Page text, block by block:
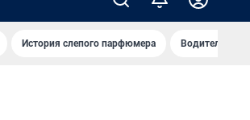
История слепого парфюмера Водители